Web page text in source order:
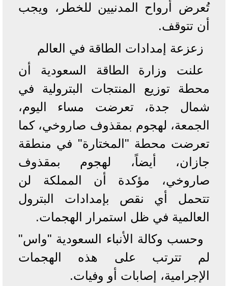
تُعرض أرواح المدنيين للخطر، ويجب
أن تتوقف.
زعزعة إمدادات الطاقة في العالم
علنت وزارة الطاقة السعودية أن
محطة توزيع المنتجات البترولية في
شمال جدة، تعرضت مساء اليوم،
الجمعة، لهجوم بمقذوف صاروخي، كما
تعرضت محطة "المختارة" في منطقة
جازان، أيضاً، لهجوم بمقذوف
صاروخي، مؤكدة أن المملكة لن
تتحمل أي نقص بإمدادات البترول
العالمية في ظل استمرار الهجمات.
وحسب وكالة الأنباء السعودية "واس"
لم تترتب على هذه الهجمات
الإجرامية، إصابات أو وفيات.